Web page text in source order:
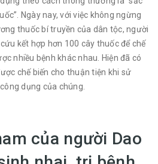
Ngày nay, với việc không ngừng
thuốc bí truyền của dân tộc, người
kết hợp hơn 100 cây thuốc để chế
nhiều bệnh khác nhau. Hiện đã có
chế biến cho thuận tiện khi sử
dụng của chúng.
của người Dao